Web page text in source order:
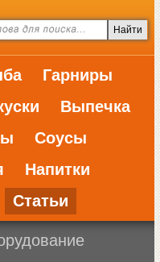
Гарниры
Выпечка
Соусы
Напитки
Статьи